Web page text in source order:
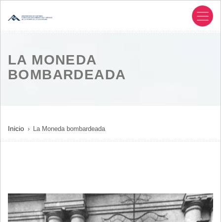
LA MONEDA
BOMBARDEADA
SOBRESCRIBIR
ENLACES
LA
NAVEGACIÓN
Inicio La Moneda bombardeada